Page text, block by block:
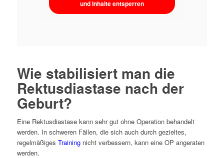
und Inhalte entsperren
Wie stabilisiert man die
Rektusdiastase nach der
Geburt?
Eine Rektusdiastase kann sehr gut ohne Operation behandelt
werden. In schweren Fällen, die sich auch durch gezieltes,
regelmäßiges Trainingnicht verbessern, kann eine OP angeraten
werden.